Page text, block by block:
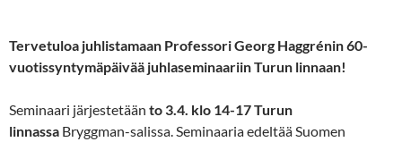
Tervetuloa juhlistamaan Professori Georg Haggrénin 60-
vuotissyntymäpäivää juhlaseminaariin Turun linnaan!
Seminaari järjestetään to 3.4. klo 14-17 Turun
linnassa Bryggman-salissa. Seminaaria edeltää Suomen